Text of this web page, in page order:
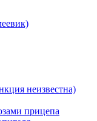
неизвестна)
прицепа